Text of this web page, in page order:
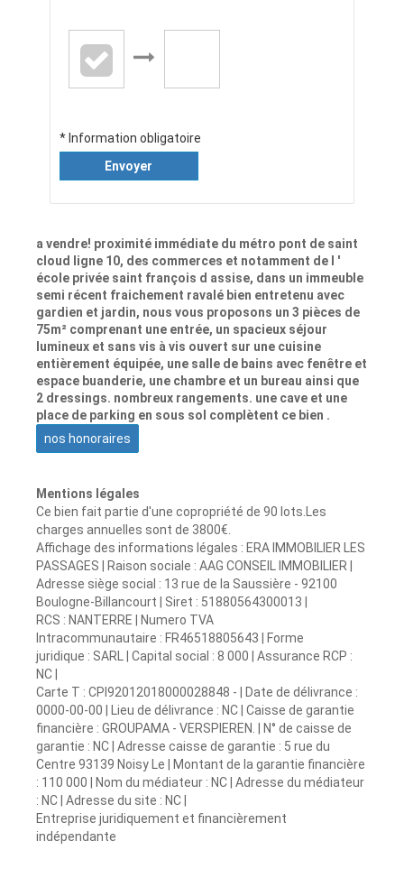
* Information obligatoire
Envoyer
a vendre! proximité immédiate du métro pont de saint
cloud ligne 10, des commerces et notamment de l '
école privée saint françois d assise, dans un immeuble
semi récent fraichement ravalé bien entretenu avec
gardien et jardin, nous vous proposons un 3 pièces de
75m² comprenant une entrée, un spacieux séjour
lumineux et sans vis à vis ouvert sur une cuisine
entièrement équipée, une salle de bains avec fenêtre et
espace buanderie, une chambre et un bureau ainsi que
2 dressings. nombreux rangements. une cave et une
place de parking en sous sol complètent ce bien .
nos honoraires
Mentions légales
Ce bien fait partie d'une copropriété de 90 lots.Les
charges annuelles sont de 3800€.
Affichage des informations légales : ERA IMMOBILIER LES
PASSAGES | Raison sociale : AAG CONSEIL IMMOBILIER |
Adresse siège social : 13 rue de la Saussière - 92100
Boulogne-Billancourt | Siret : 51880564300013 |
RCS : NANTERRE | Numero TVA
Intracommunautaire : FR46518805643 | Forme
juridique : SARL | Capital social : 8 000 | Assurance RCP :
NC |
Carte T : CPI92012018000028848 - | Date de délivrance :
0000-00-00 | Lieu de délivrance : NC | Caisse de garantie
financière : GROUPAMA - VERSPIEREN. | N° de caisse de
garantie : NC | Adresse caisse de garantie : 5 rue du
Centre 93139 Noisy Le | Montant de la garantie financière
: 110 000 | Nom du médiateur : NC | Adresse du médiateur
: NC | Adresse du site : NC |
Entreprise juridiquement et financièrement
indépendante